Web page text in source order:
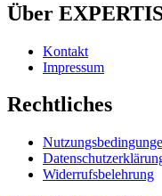
Über
Kontakt
Impressum
Rechtliches
Widerrufsbelehrung